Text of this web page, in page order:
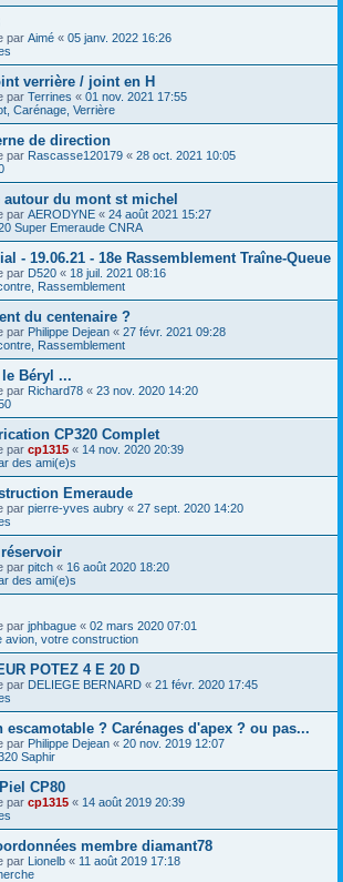
par Aimé « 05 janv. 2022 16:26
verrière / joint en H
par Terrines « 01 nov. 2021 17:55
Carénage, Verrière
de direction
par Rascasse120179 « 28 oct. 2021 10:05
autour du mont st michel
par AERODYNE « 24 août 2021 15:27
Super Emeraude CNRA
- 19.06.21 - 18e Rassemblement Traîne-Queue
par D520 « 18 juil. 2021 08:16
Rassemblement
du centenaire ?
par Philippe Dejean « 27 févr. 2021 09:28
Rassemblement
Béryl ...
par Richard78 « 23 nov. 2020 14:20
CP320 Complet
par cp1315 « 14 nov. 2020 20:39
des ami(e)s
Emeraude
par pierre-yves aubry « 27 sept. 2020 14:20
par pitch « 16 août 2020 18:20
des ami(e)s
par jphbague « 02 mars 2020 07:01
avion, votre construction
POTEZ 4 E 20 D
par DELIEGE BERNARD « 21 févr. 2020 17:45
escamotable ? Carénages d'apex ? ou pas...
par Philippe Dejean « 20 nov. 2019 12:07
Saphir
CP80
par cp1315 « 14 août 2019 20:39
membre diamant78
par Lionelb « 11 août 2019 17:18